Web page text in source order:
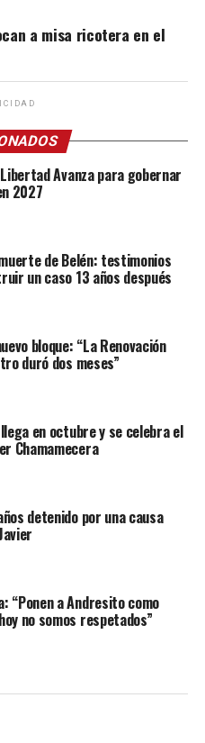
a misa ricotera en el
Avanza para gobernar
2027
de Belén: testimonios
un caso 13 años después
bloque: “La Renovación
duró dos meses”
en octubre y se celebra el
Chamamecera
detenido por una causa
“Ponen a Andresito como
no somos respetados”